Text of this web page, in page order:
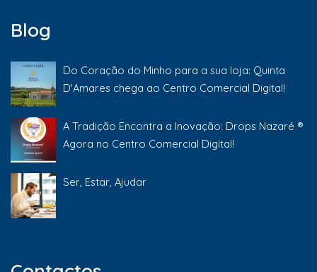
Blog
Do Coração do Minho para a sua loja: Quinta
D'Amares chega ao Centro Comercial Digital!
A Tradição Encontra a Inovação: Drops Nazaré ®
Agora no Centro Comercial Digital!
Ser, Estar, Ajudar